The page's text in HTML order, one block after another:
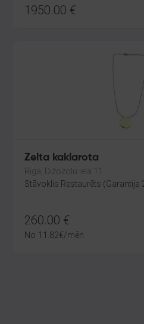
1950.00 €
Zelta kaklarota
Rīga, Dižozolu iela 11
Stāvoklis Restaurēts (Garantija
260.00 €
No 11.82€/mēn.